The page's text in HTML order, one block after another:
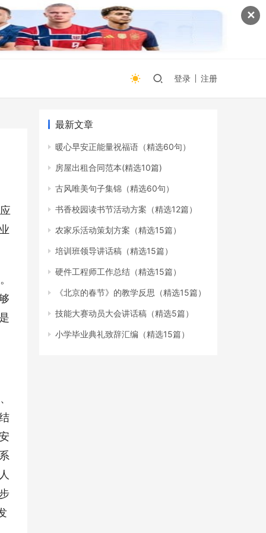
✕
登录 注册
最新文章
暖心早安正能量祝福语（精选60句）
房屋出租合同范本(精选10篇)
古风唯美句子集锦（精选60句）
书香校园读书节活动方案（精选12篇）
农家乐活动策划方案（精选15篇）
培训班领导讲话稿（精选15篇）
硬件工程师工作总结（精选15篇）
《北京的春节》的教学反思（精选15篇）
技能大赛动员大会讲话稿（精选5篇）
小学毕业典礼致辞汇编（精选15篇）